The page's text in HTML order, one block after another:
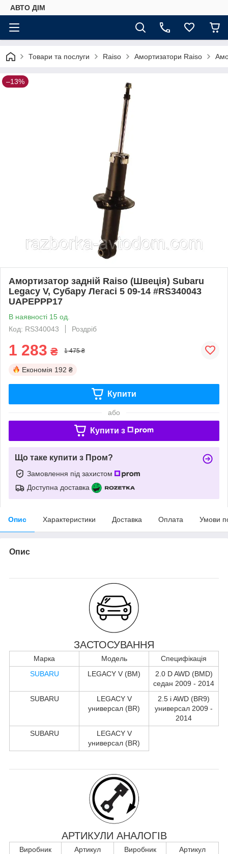
АВТО ДIМ
Товари та послуги Raiso Амортизатори Raiso
–13%
Амортизатор задній Raiso (Швеція) Subaru
Legacy V, Субару Легасі 5 09-14 #RS340043
UAPEPPP17
В наявності 15 од.
Код: RS340043
Роздріб
1 283 ₴ 1 475 ₴
Економія 192 ₴
Купити
або
Купити з
Що таке купити з Пром?
Замовлення під захистом
Доступна доставка
Опис Характеристики Доставка Оплата Умови
Опис
ЗАСТОСУВАННЯ
Марка Модель
Специфікація
SUBARU
LEGACY V (BM)
2.0 D AWD (BMD)
седан 2009 - 2014
SUBARU
LEGACY V
универсал (BR)
2.5 i AWD (BR9)
универсал 2009 -
2014
SUBARU
LEGACY V
универсал (BR)
АРТИКУЛИ АНАЛОГІВ
Виробник Артикул Виробник
Артикул